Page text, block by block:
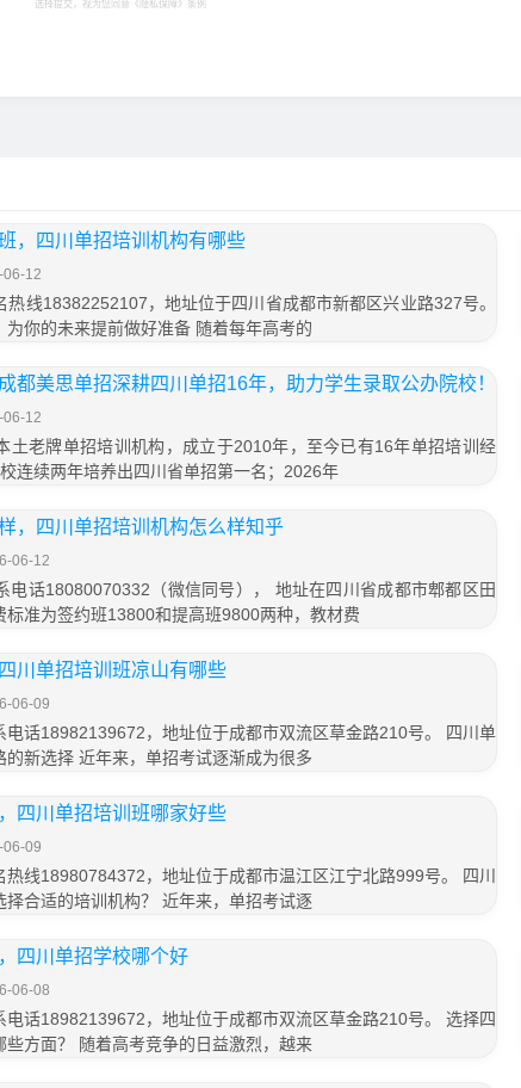
选择提交，视为您同意 《隐私保障》 条例
，四川单招培训机构有哪些
06-12
热线18382252107，地址位于四川省成都市新都区兴业路327号。
你的未来提前做好准备 随着每年高考的
美思单招深耕四川单招16年，助力学生录取公办院校！
06-12
土老牌单招培训机构，成立于2010年，至今已有16年单招培训经
连续两年培养出四川省单招第一名；2026年
，四川单招培训机构怎么样知乎
06-12
电话18080070332（微信同号）， 地址在四川省成都市郫都区田
准为签约班13800和提高班9800两种，教材费
川单招培训班凉山有哪些
06-09
电话18982139672，地址位于成都市双流区草金路210号。 四川单
新选择 近年来，单招考试逐渐成为很多
四川单招培训班哪家好些
06-09
线18980784372，地址位于成都市温江区江宁北路999号。 四川
择合适的培训机构？ 近年来，单招考试逐
四川单招学校哪个好
06-08
电话18982139672，地址位于成都市双流区草金路210号。 选择四
些方面？ 随着高考竞争的日益激烈，越来